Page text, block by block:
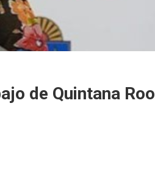
de Quintana Roo